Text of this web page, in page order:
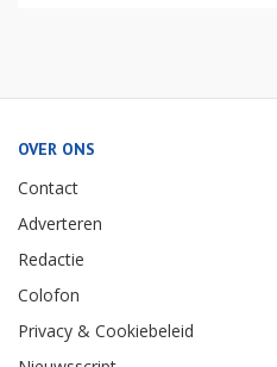
OVER ONS
Contact
Adverteren
Redactie
Colofon
Privacy & Cookiebeleid